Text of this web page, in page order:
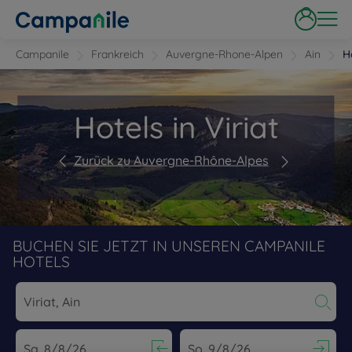
Campanile Frankreich Auvergne-Rhone-Alpen Ain
Hotels in Viriat
Zurück zu Auvergne-Rhône-Alpes
BUCHEN SIE JETZT IN UNSEREN CAMPANILE
HOTELS